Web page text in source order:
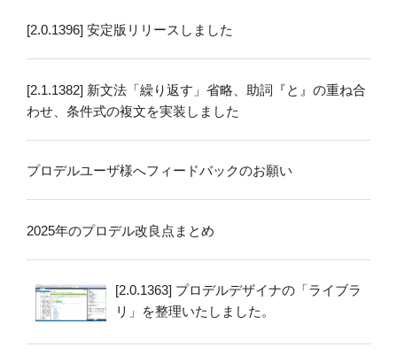
[2.0.1396] 安定版リリースしました
[2.1.1382] 新文法「繰り返す」省略、助詞『と』の重ね合
わせ、条件式の複文を実装しました
プロデルユーザ様へフィードバックのお願い
2025年のプロデル改良点まとめ
[2.0.1363] プロデルデザイナの「ライブラ
リ」を整理いたしました。